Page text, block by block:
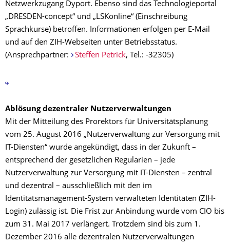
Netzwerkzugang Dyport. Ebenso sind das Technologieportal
„DRESDEN-concept“ und „LSKonline“ (Einschreibung
Sprachkurse) betroffen. Informationen erfolgen per E-Mail
und auf den ZIH-Webseiten unter Betriebsstatus.
(Ansprechpartner:
Steffen Petrick, Tel.: -32305)
Ablösung dezentraler Nutzerverwaltungen
Mit der Mitteilung des Prorektors für Universitätsplanung
vom 25. August 2016 „Nutzerverwaltung zur Versorgung mit
IT-Diensten“ wurde angekündigt, dass in der Zukunft –
entsprechend der gesetzlichen Regularien – jede
Nutzerverwaltung zur Versorgung mit IT-Diensten – zentral
und dezentral – ausschließlich mit den im
Identitätsmanagement-System verwalteten Identitäten (ZIH-
Login) zulässig ist. Die Frist zur Anbindung wurde vom CIO bis
zum 31. Mai 2017 verlängert. Trotzdem sind bis zum 1.
Dezember 2016 alle dezentralen Nutzerverwaltungen